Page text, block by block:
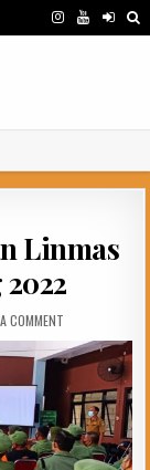
Linmas
COMMENTON
PELATIHAN
DAN
PEMBINAAN
LINMAS
KELURAHAN
BLIMBING
2022